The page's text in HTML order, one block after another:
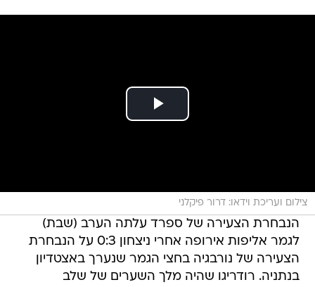
צילום ועריכת וידאו: דרור פיקלני
הנבחרת הצעירה של ספרד עלתה הערב (שבת)
לגמר אליפות אירופה אחרי ניצחון 0:3 על הנבחרת
הצעירה של נורבגיה בחצי הגמר שנערך באצטדיון
בנתניה. רודריגו שהיה מלך השערים של שלב